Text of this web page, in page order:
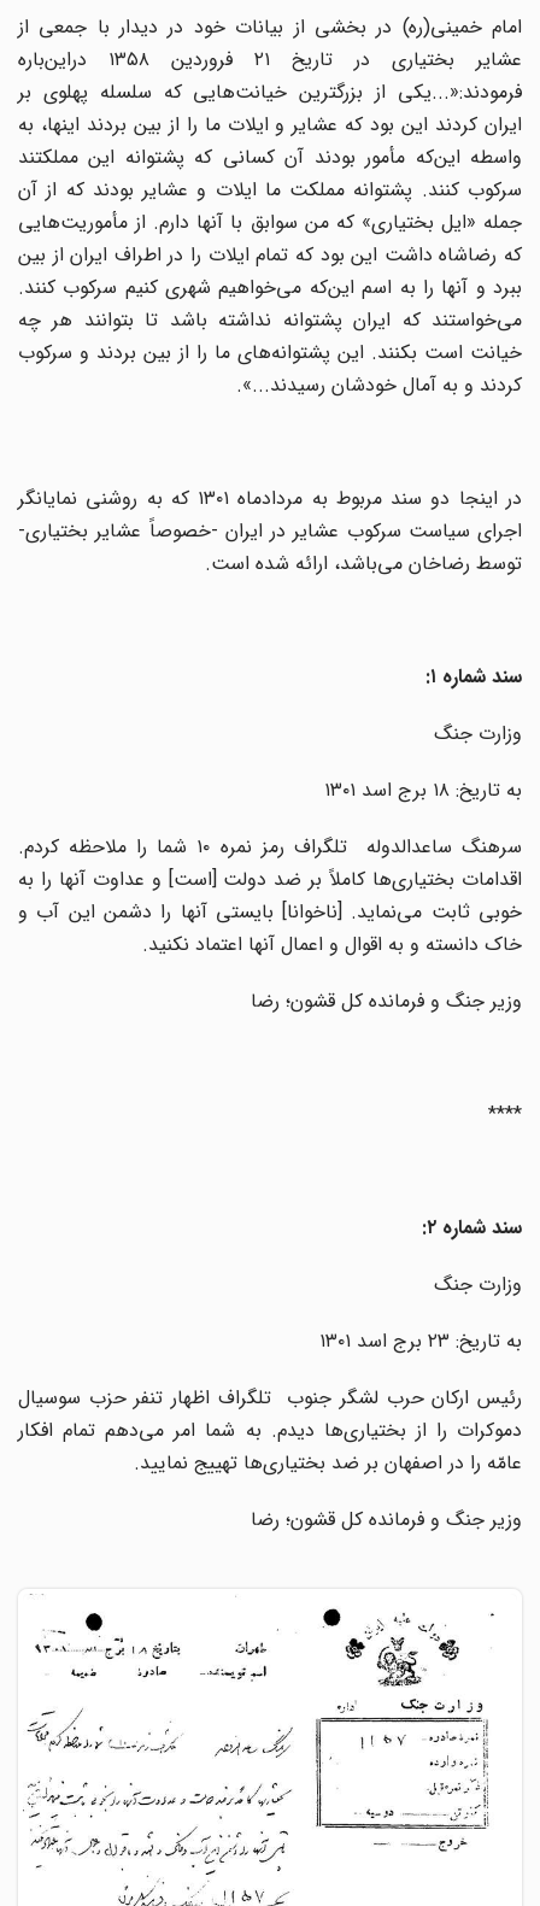
امام خمینی(ره) در بخشی از بیانات خود در دیدار با جمعی از
عشایر بختیاری در تاریخ ۲۱ فروردین ۱۳۵۸ دراین‌باره
فرمودند:«...یکی از بزرگترین خیانت‌هایی که سلسله پهلوی بر
ایران کردند این بود که عشایر و ایلات ما را از بین بردند اینها، به
واسطه این‌که مأمور بودند آن کسانی که پشتوانه این مملکتند
سرکوب کنند. پشتوانه مملکت ما ایلات و عشایر بودند که از آن
جمله «ایل بختیاری» که من سوابق با آنها دارم. از مأموریت‌هایی
که رضاشاه داشت این بود که تمام ایلات را در اطراف ایران از بین
ببرد و آنها را به اسم این‌که می‌خواهیم شهری کنیم سرکوب کنند.
می‌خواستند که ایران پشتوانه نداشته باشد تا بتوانند هر چه
خیانت است بکنند. این پشتوانه‌های ما را از بین بردند و سرکوب
کردند و به آمال خودشان رسیدند...».
در اینجا دو سند مربوط به مردادماه ۱۳۰۱ که به روشنی نمایانگر
اجرای سیاست سرکوب عشایر در ایران -خصوصاً عشایر بختیاری‌-
توسط رضاخان می‌باشد، ارائه شده است.
سند شماره ۱:
وزارت جنگ
به تاریخ: ۱۸ برج اسد ۱۳۰۱
سرهنگ ساعدالدوله تلگراف رمز نمره ۱۰ شما را ملاحظه کردم.
اقدامات بختیاری‌ها کاملاً بر ضد دولت [است] و عداوت آنها را به
خوبی ثابت می‌نماید. [ناخوانا] بایستی آنها را دشمن این آب و
خاک دانسته و به اقوال و اعمال آنها اعتماد نکنید.
وزیر جنگ و فرمانده کل قشون؛ رضا
****
سند شماره ۲:
وزارت جنگ
به تاریخ: ۲۳ برج اسد ۱۳۰۱
رئیس ارکان حرب لشگر جنوب تلگراف اظهار تنفر حزب سوسیال
دموکرات را از بختیاری‌ها دیدم. به شما امر می‌دهم تمام افکار
عامّه را در اصفهان بر ضد بختیاری‌ها تهییج نمایید.
وزیر جنگ و فرمانده کل قشون؛ رضا